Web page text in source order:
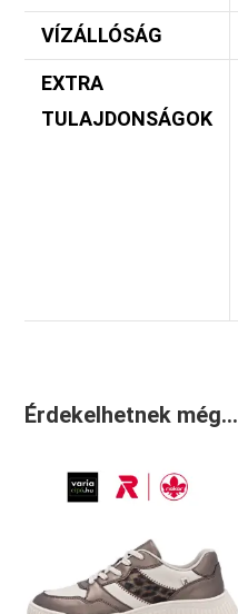
VÍZÁLLÓSÁG
EXTRA
TULAJDONSÁGOK
Érdekelhetnek még…